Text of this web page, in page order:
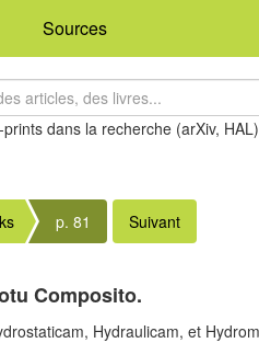
Sources
dans la recherche (arXiv, HAL)
p. 81 Suivant
Composito.
Hydraulicam, et